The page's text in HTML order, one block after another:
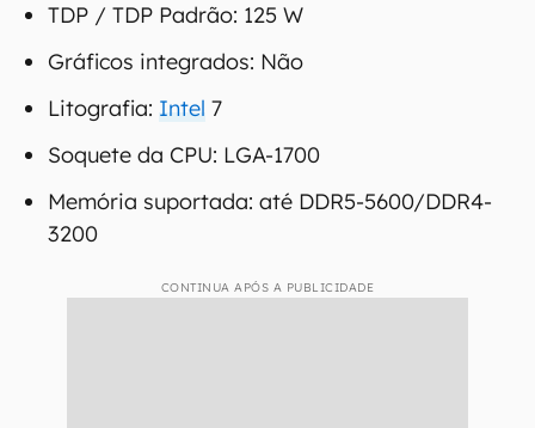
TDP / TDP Padrão: 125 W
Gráficos integrados: Não
Litografia: Intel 7
Soquete da CPU: LGA-1700
Memória suportada: até DDR5-5600/DDR4-
3200
CONTINUA APÓS A PUBLICIDADE